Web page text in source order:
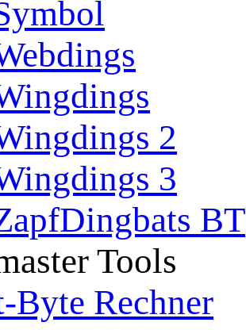
2
3
BT
Tools
Byte Rechner